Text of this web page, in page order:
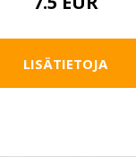
LISÄTIETOJA